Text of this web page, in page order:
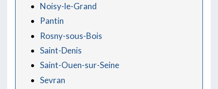
Noisy-le-Grand
Pantin
Rosny-sous-Bois
Saint-Denis
Saint-Ouen-sur-Seine
Sevran